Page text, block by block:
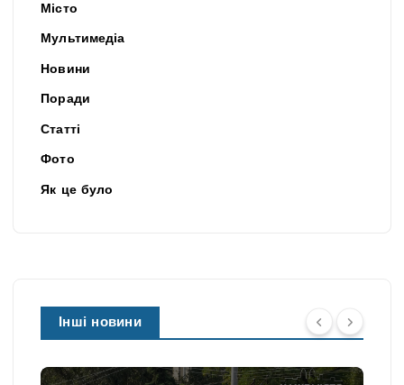
Місто
Мультимедіа
Новини
Поради
Статті
Фото
Як це було
Інші новини